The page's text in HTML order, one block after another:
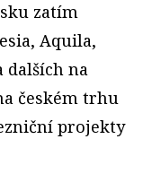
zatím
Aquila,
dalších na
českém trhu
projekty